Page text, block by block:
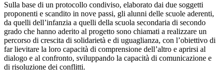
Sulla base di un protocollo condiviso, elaborato dai due soggetti
proponenti e scandito in nove passi, gli alunni delle scuole aderenti,
da quelli dell’infanzia a quelli della scuola secondaria di secondo
grado che hanno aderito al progetto sono chiamati a realizzare un
percorso di crescita di solidarietà e di uguaglianza, con l’obiettivo di
far lievitare la loro capacità di comprensione dell’altro e aprirsi al
dialogo e al confronto, sviluppando la capacità di comunicazione e
di risoluzione dei conflitti.